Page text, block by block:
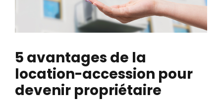
5 avantages de la
location-accession pour
devenir propriétaire